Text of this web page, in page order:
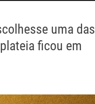
uma das
ficou em